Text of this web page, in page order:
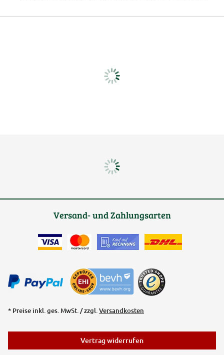
Versand- und Zahlungsarten
* Preise inkl. ges. MwSt. / zzgl.Versandkosten
Vertrag widerrufen